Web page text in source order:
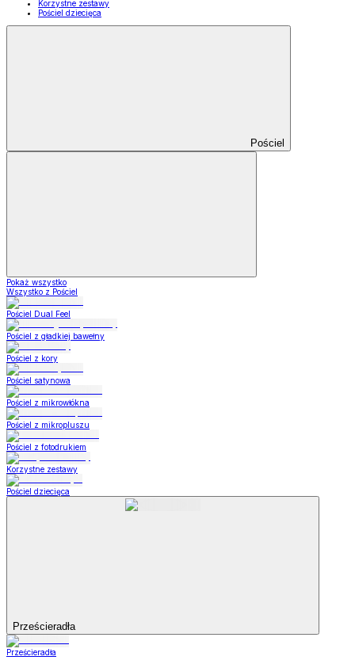
Korzystne zestawy
Pościel dziecięca
Pościel
Pokaż wszystko
Wszystko z Pościel
Pościel Dual Feel
Pościel z gładkiej bawełny
Pościel z kory
Pościel satynowa
Pościel z mikrowłókna
Pościel z mikropluszu
Pościel z fotodrukiem
Korzystne zestawy
Pościel dziecięca
Prześcieradła
Prześcieradła